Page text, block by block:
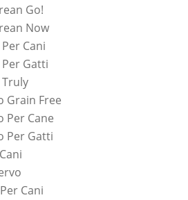
Go!
Now
Cani
Per Gatti
Truly
Grain Free
Per Cane
Per Gatti
Cani